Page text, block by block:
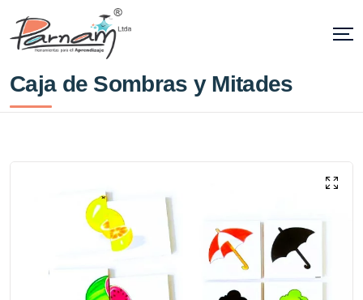
Caja de Sombras y Mitades